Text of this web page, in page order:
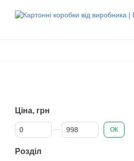
Ціна, грн
Від Ціна, грн
До Ціна, грн ОК
Розділ